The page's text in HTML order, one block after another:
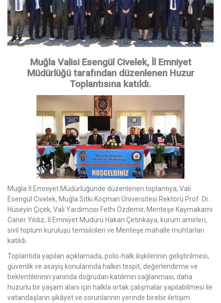
Muğla Valisi Esengül Civelek, İl Emniyet
Müdürlüğü tarafından düzenlenen Huzur
Toplantısına katıldı.
Muğla İl Emniyet Müdürlüğünde düzenlenen toplantıya; Vali
Esengül Civelek, Muğla Sıtkı Koçman Üniversitesi Rektörü Prof. Dr.
Hüseyin Çiçek, Vali Yardımcısı Fethi Özdemir, Menteşe Kaymakamı
Caner Yıldız, İl Emniyet Müdürü Hakan Çetinkaya, kurum amirleri,
sivil toplum kuruluşu temsilcileri ve Menteşe mahalle muhtarları
katıldı.
Toplantıda yapılan açıklamada, polis-halk ilişkilerinin geliştirilmesi,
güvenlik ve asayiş konularında halkın tespit, değerlendirme ve
beklentilerinin yanında doğrudan katılımın sağlanması, daha
huzurlu bir yaşam alanı için halkla ortak çalışmalar yapılabilmesi ile
vatandaşların şikâyet ve sorunlarının yerinde birebir iletişim